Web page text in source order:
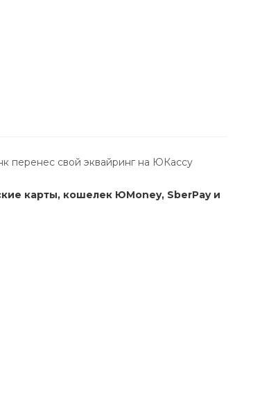
перенес свой эквайринг на ЮКассу
карты, кошелек ЮMoney, SberPay и